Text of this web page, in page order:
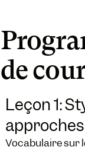
de
Leçon 1:
Vocabulaire sur